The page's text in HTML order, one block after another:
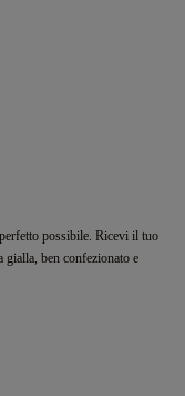
possibile. Ricevi il tuo
gialla, ben confezionato e